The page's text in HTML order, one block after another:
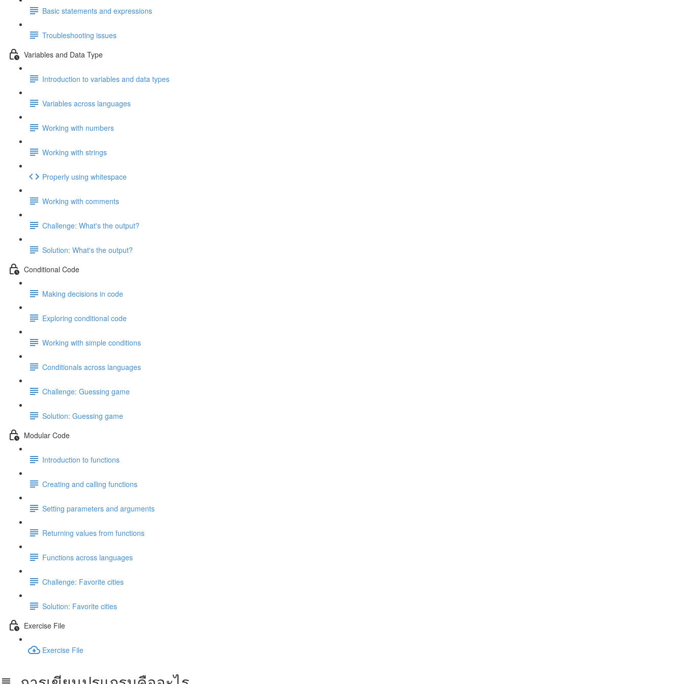
Basic statements and expressions
Troubleshooting issues
Variables and Data Type
Introduction to variables and data types
Variables across languages
Working with numbers
Working with strings
Properly using whitespace
Working with comments
Challenge: What's the output?
Solution: What's the output?
Conditional Code
Making decisions in code
Exploring conditional code
Working with simple conditions
Conditionals across languages
Challenge: Guessing game
Solution: Guessing game
Modular Code
Introduction to functions
Creating and calling functions
Setting parameters and arguments
Returning values from functions
Functions across languages
Challenge: Favorite cities
Solution: Favorite cities
Exercise File
Exercise File